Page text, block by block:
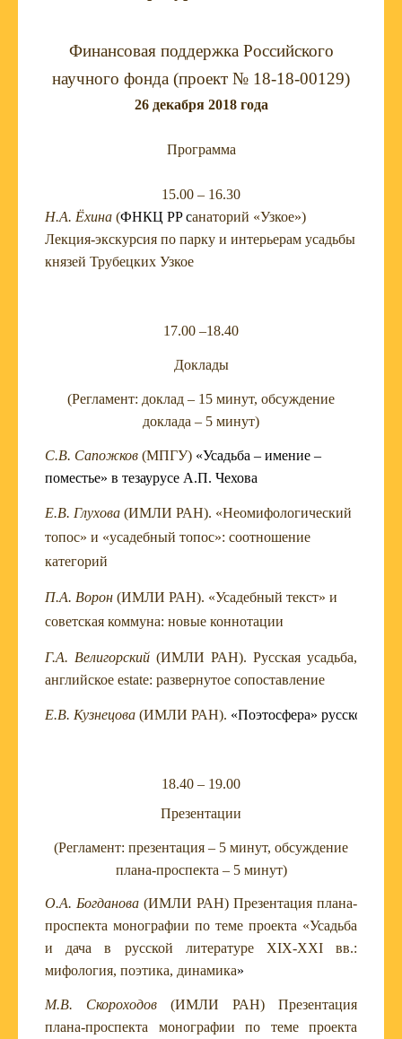
Финансовая поддержка Российского
научного фонда (проект № 18-18-00129)
26 декабря 2018 года
Программа
15.00 – 16.30
Н.А. Ёхина (ФНКЦ РРсанаторий «Узкое»)
Лекция-экскурсия по парку и интерьерам усадьбы
князей Трубецких Узкое
17.00 –18.40
Доклады
(Регламент: доклад – 15 минут, обсуждение
доклада – 5 минут)
С.В. Сапожков (МПГУ) «Усадьба – имение –
поместье» в тезаурусе А.П. Чехова
Е.В. Глухова (ИМЛИ РАН). «Неомифологический
топос» и «усадебный топос»: соотношение
категорий
П.А. Ворон (ИМЛИ РАН). «Усадебный текст» и
советская коммуна: новые коннотации
Г.А. Велигорский (ИМЛИ РАН). Русская усадьба,
английское estate: развернутое сопоставление
Е.В. Кузнецова (ИМЛИ РАН). «Поэтосфера» русской
18.40 – 19.00
Презентации
(Регламент: презентация – 5 минут, обсуждение
плана-проспекта – 5 минут)
О.А. Богданова (ИМЛИ РАН) Презентация плана-
проспекта монографии по теме проекта «Усадьба
и дача в русской литературе XIX-XXI вв.:
мифология, поэтика, динамика»
М.В. Скороходов (ИМЛИ РАН) Презентация
плана-проспекта монографии по теме проекта